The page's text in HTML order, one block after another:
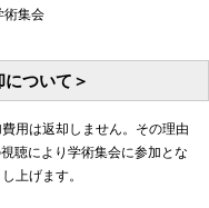
集会
ついて＞
用は返却しません。その理由
聴により学術集会に参加とな
上げます。